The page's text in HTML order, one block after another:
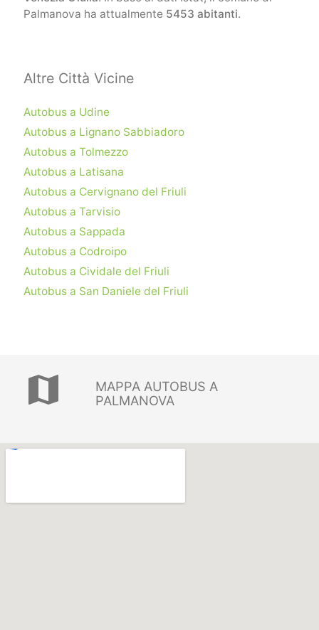
Palmanova ha attualmente 5453 abitanti.
Altre Città Vicine
Autobus a Udine
Autobus a Lignano Sabbiadoro
Autobus a Tolmezzo
Autobus a Latisana
Autobus a Cervignano del Friuli
Autobus a Tarvisio
Autobus a Sappada
Autobus a Codroipo
Autobus a Cividale del Friuli
Autobus a San Daniele del Friuli
map
MAPPA AUTOBUS A
PALMANOVA